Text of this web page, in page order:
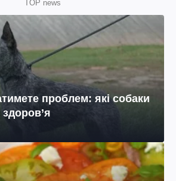
TOP news
проблем: які собаки